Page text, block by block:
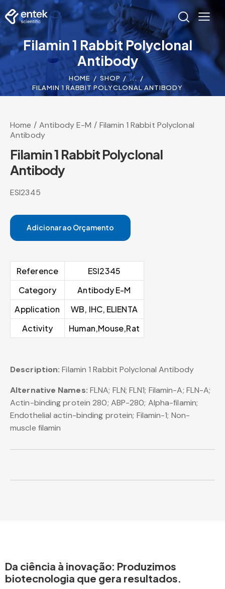
Filamin 1 Rabbit Polyclonal
Antibody
HOME SHOP
...
FILAMIN 1 RABBIT POLYCLONAL ANTIBODY
Home Antibody E-M
Filamin 1 Rabbit Polyclonal
Antibody
Filamin 1 Rabbit Polyclonal
Antibody
ESI2345
Adicionar ao Orçamento
Reference
ESI2345
Category
Antibody E-M
Application
WB, IHC, ELIENTA
Activity
Human,Mouse,Rat
Description: Filamin 1 Rabbit Polyclonal Antibody
Alternative Names: FLNA; FLN; FLN1; Filamin-A; FLN-A;
Actin-binding protein 280; ABP-280; Alpha-filamin;
Endothelial actin-binding protein; Filamin-1; Non-
muscle filamin
Da ciência à inovação: Produzimos
biotecnologia que gera resultados.